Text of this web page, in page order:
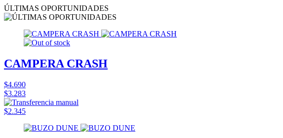
ÚLTIMAS OPORTUNIDADES
CAMPERA CRASH
$4.690
$3.283
$2.345